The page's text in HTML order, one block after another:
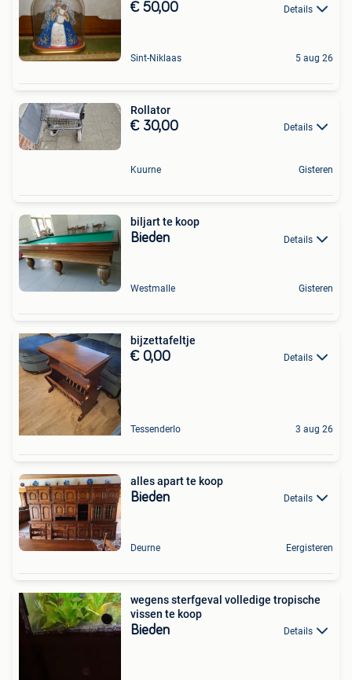
€ 50,00 Details
Sint-Niklaas 5 aug 26
Rollator
€ 30,00 Details
Kuurne Gisteren
biljart te koop
Bieden Details
Westmalle Gisteren
bijzettafeltje
€ 0,00 Details
Tessenderlo 3 aug 26
alles apart te koop
Bieden Details
Deurne Eergisteren
wegens sterfgeval volledige tropische
vissen te koop
Bieden Details